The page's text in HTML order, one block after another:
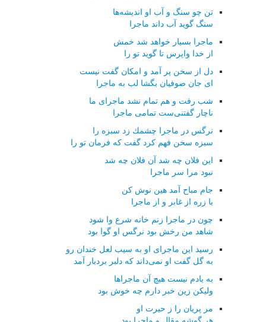
تن چو سنگ و آب او اندیشه‌ها
سنگ گوید آب داند ماجرا
ماجرا بسیار خواهد شد خمش
از خدا واپرس تا گوید تو را
دل از سخن پر آمد و امكان گفت نیست
ای جان صوفیان بگشا لب به ماجرا
شب رفت و هم تمام نشد ماجرای ما
ناچار گفتنی‌ست تمامی ماجرا
نرگس در ماجرا چشمك زد سبزه را
سبزه سخن فهم كرد گفت كه فرمان تو را
این فلان چه شد آن فلان چه شد
نبود مرا سر ماجرا
جام مباح آمد هین نوش كن
با زره از غابر و از ماجرا
چون در ماجرا زنم خانه شرع وا شود
شاهد من رخش بود نرگس او گوا بود
رسید این ماجرای او به سیب لعل خندان رو
به گل گفت او نمی‌داند كه دلبر بردبار آمد
به یادم نیست هیچ آن ماجراها
ولیكن زین خبر دارم چه خوش بود
مر پریان را ز حیرت او